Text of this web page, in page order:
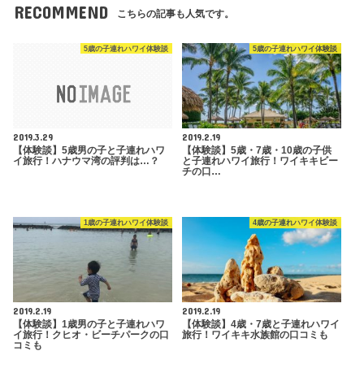
RECOMMEND こちらの記事も人気です。
5歳の子連れハワイ体験談
2019.3.29
【体験談】5歳男の子と子連れハワ
イ旅行！ハナウマ湾の評判は…？
5歳の子連れハワイ体験談
2019.2.19
【体験談】5歳・7歳・10歳の子供
と子連れハワイ旅行！ワイキキビー
チの口…
1歳の子連れハワイ体験談
2019.2.19
【体験談】1歳男の子と子連れハワ
イ旅行！クヒオ・ビーチパークの口
コミも
4歳の子連れハワイ体験談
2019.2.19
【体験談】4歳・7歳と子連れハワイ
旅行！ワイキキ水族館の口コミも